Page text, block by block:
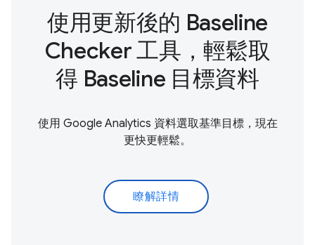
使用更新後的 Baseline
Checker 工具，輕鬆取
得 Baseline 目標資料
使用 Google Analytics 資料選取基準目標，現在
更快更輕鬆。
瞭解詳情